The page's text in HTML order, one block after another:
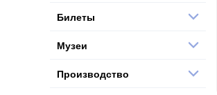
Билеты
Музеи
Производство